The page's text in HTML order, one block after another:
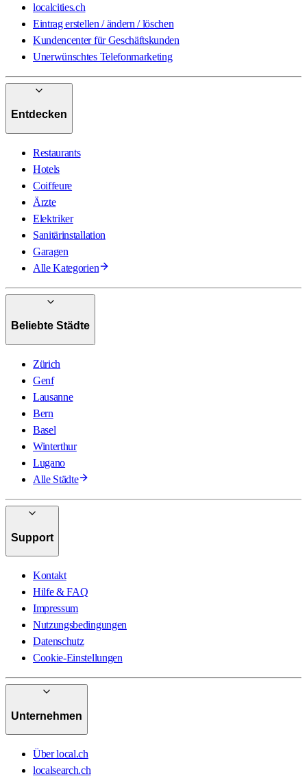
localcities.ch
Eintrag erstellen / ändern / löschen
Kundencenter für Geschäftskunden
Unerwünschtes Telefonmarketing
Entdecken
Restaurants
Hotels
Coiffeure
Ärzte
Elektriker
Sanitärinstallation
Garagen
Alle Kategorien
Beliebte Städte
Zürich
Genf
Lausanne
Bern
Basel
Winterthur
Lugano
Alle Städte
Support
Kontakt
Hilfe & FAQ
Impressum
Nutzungsbedingungen
Datenschutz
Cookie-Einstellungen
Unternehmen
Über local.ch
localsearch.ch